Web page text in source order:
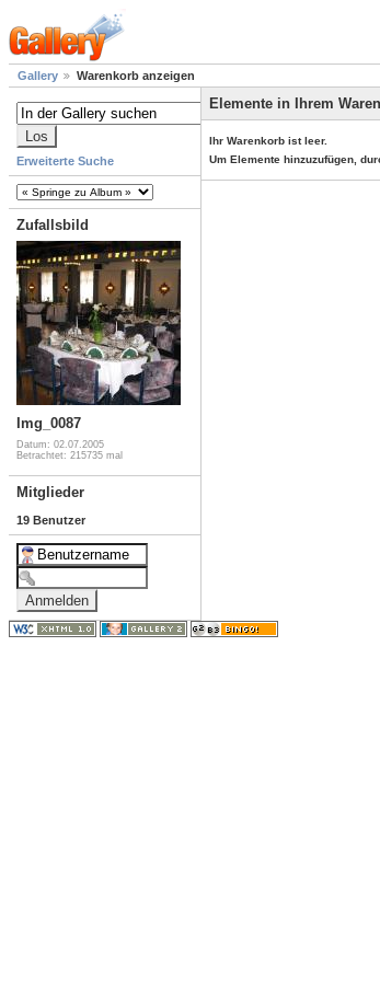
Gallery Warenkorb anzeigen
Erweiterte Suche
Zufallsbild
Img_0087
Datum: 02.07.2005
Betrachtet: 215735 mal
Mitglieder
19 Benutzer
Elemente in Ihrem
Ihr Warenkorb ist leer.
Um Elemente hinzuzufügen,